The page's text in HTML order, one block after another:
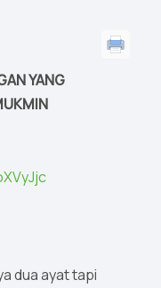
YANG
dua ayat tapi